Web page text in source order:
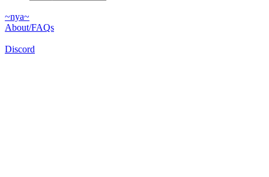
~nya~
About/FAQs
Discord